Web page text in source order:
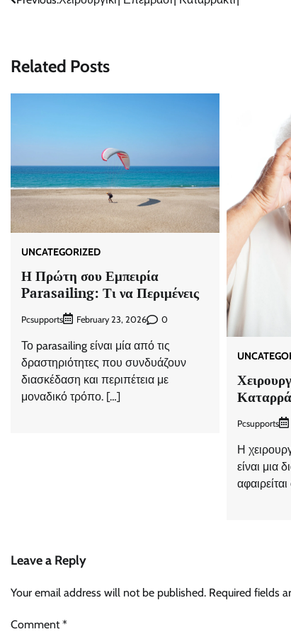
Related Posts
UNCATEGORIZED
Η Πρώτη σου Εμπειρία
Parasailing: Τι να Περιμένεις
Pcsupports February 23, 2026 0
Το parasailing είναι μία από τις
δραστηριότητες που συνδυάζουν
διασκέδαση και περιπέτεια με
μοναδικό τρόπο. […]
Pcsupports
Η
είναι μια
Leave a Reply
Your email address will not be published. Required fields
Comment*